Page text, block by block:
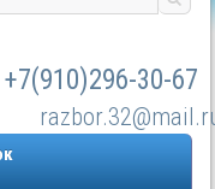
+7(910)296-30-67